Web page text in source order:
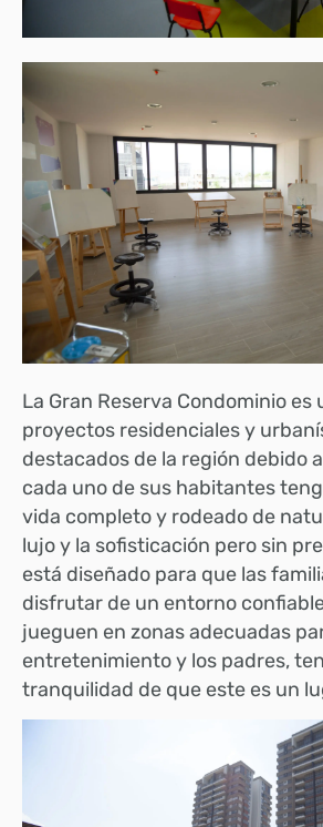
La Gran Reserva Condominio es
proyectos residenciales y
destacados de la región debido
cada uno de sus habitantes
vida completo y rodeado de
lujo y la sofisticación pero sin
está diseñado para que las
disfrutar de un entorno
jueguen en zonas adecuadas
entretenimiento y los padres,
tranquilidad de que este es un